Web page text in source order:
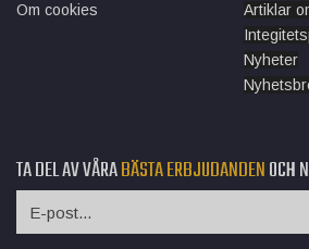
Om cookies
Artiklar
Nyheter
TA DEL AV VÅRABÄSTA ERBJUDANDENOCH